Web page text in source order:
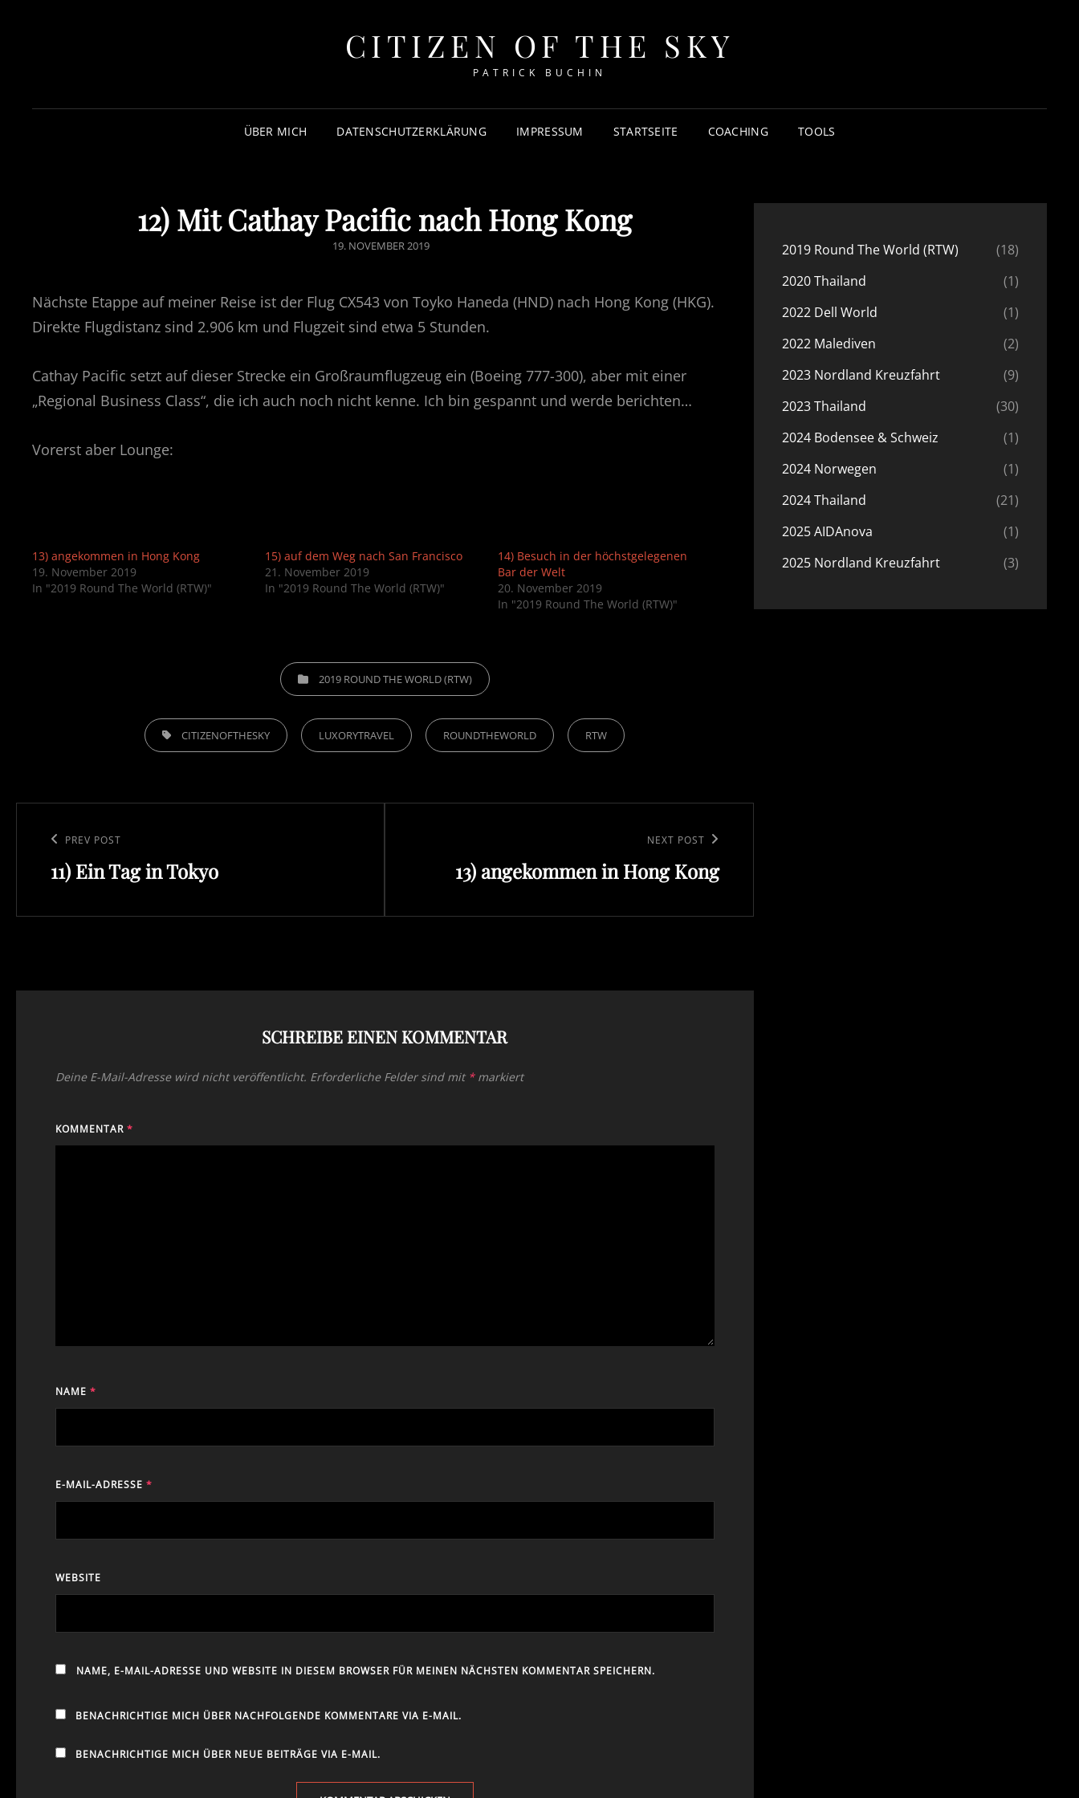
CITIZEN OF THE SKY
PATRICK BUCHIN
ÜBER MICH DATENSCHUTZERKLÄRUNG IMPRESSUM STARTSEITE COACHING TOOLS
12) Mit Cathay Pacific nach Hong Kong
POSTED
19. NOVEMBER 2019
Nächste Etappe auf meiner Reise ist der Flug CX543 von Toyko Haneda (HND) nach Hong Kong (HKG).
Direkte Flugdistanz sind 2.906 km und Flugzeit sind etwa 5 Stunden.
Cathay Pacific setzt auf dieser Strecke ein Großraumflugzeug ein (Boeing 777-300), aber mit einer
„Regional Business Class“, die ich auch noch nicht kenne. Ich bin gespannt und werde berichten…
Vorerst aber Lounge:
13) angekommen in Hong Kong
19. November 2019
In "2019 Round The World (RTW)"
15) auf dem Weg nach San Francisco
21. November 2019
In "2019 Round The World (RTW)"
14) Besuch in der höchstgelegenen
Bar der Welt
20. November 2019
In "2019 Round The World (RTW)"
CATEGORIES2019 ROUND THE WORLD (RTW)
TAGS, CITIZENOFTHESKY LUXORYTRAVEL ROUNDTHEWORLD RTW
Previous
Post
PREV POST
11) Ein Tag in Tokyo
NEXT POST
13) angekommen in Hong Kong
SCHREIBE EINEN KOMMENTAR
Deine E-Mail-Adresse wird nicht veröffentlicht. Erforderliche Felder sind mit *markiert
KOMMENTAR *
NAME *
E-MAIL-ADRESSE *
WEBSITE
NAME, E-MAIL-ADRESSE UND WEBSITE IN DIESEM BROWSER FÜR MEINEN NÄCHSTEN KOMMENTAR SPEICHERN.
BENACHRICHTIGE MICH ÜBER NACHFOLGENDE KOMMENTARE VIA E-MAIL.
BENACHRICHTIGE MICH ÜBER NEUE BEITRÄGE VIA E-MAIL.
2019 Round The World (RTW)
(18)
2020 Thailand
(1)
2022 Dell World
(1)
2022 Malediven
(2)
2023 Nordland Kreuzfahrt
(9)
2023 Thailand
(30)
2024 Bodensee & Schweiz
(1)
2024 Norwegen
(1)
2024 Thailand
(21)
2025 AIDAnova
(1)
2025 Nordland Kreuzfahrt
(3)